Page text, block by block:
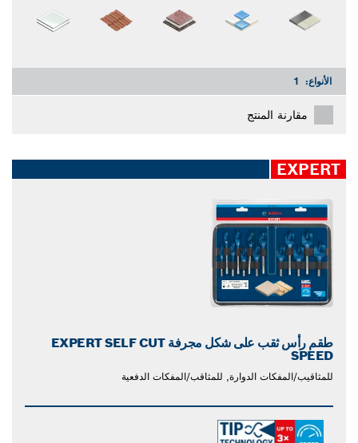
الأنواع: 1
مقارنة المنتج
EXPERT
طقم رأس ثقب على شكل مجرفة EXPERT SELF CUT
SPEED
للمثاقيب/المفكات الدوارة, للمثاقب/المفكات الدفعية